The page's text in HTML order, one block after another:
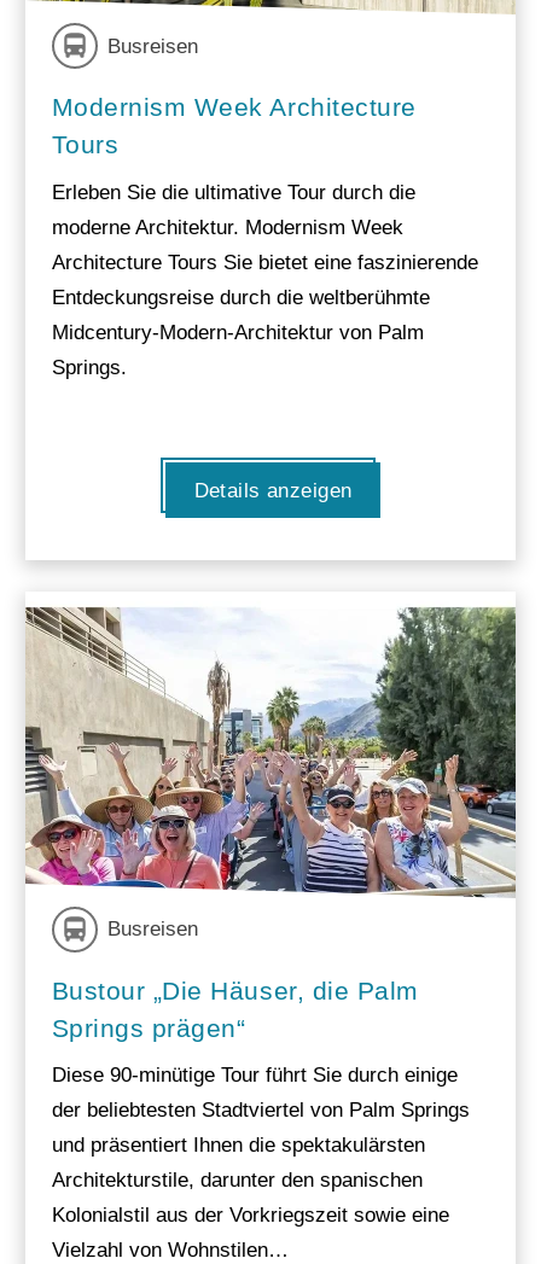
Busreisen
Modernism Week Architecture
Tours
Erleben Sie die ultimative Tour durch die
moderne Architektur. Modernism Week
Architecture Tours Sie bietet eine faszinierende
Entdeckungsreise durch die weltberühmte
Midcentury-Modern-Architektur von Palm
Springs.
Details anzeigen
Busreisen
Bustour „Die Häuser, die Palm
Springs prägen“
Diese 90-minütige Tour führt Sie durch einige
der beliebtesten Stadtviertel von Palm Springs
und präsentiert Ihnen die spektakulärsten
Architekturstile, darunter den spanischen
Kolonialstil aus der Vorkriegszeit sowie eine
Vielzahl von Wohnstilen…